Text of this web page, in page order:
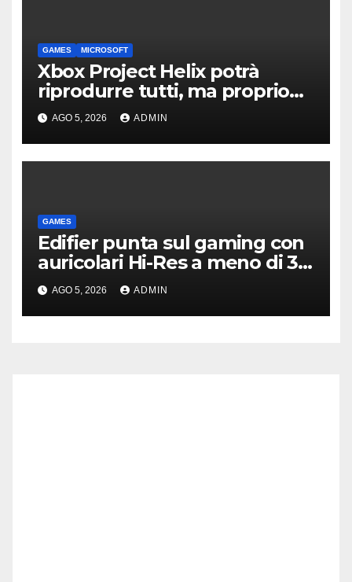
GAMES MICROSOFT
Xbox Project Helix potrà
riprodurre tutti, ma proprio
tutti, i giochi per Xbox usciti
finora?
AGO 5, 2026 ADMIN
GAMES
Edifier punta sul gaming con
auricolari Hi-Res a meno di 30
euro
AGO 5, 2026 ADMIN